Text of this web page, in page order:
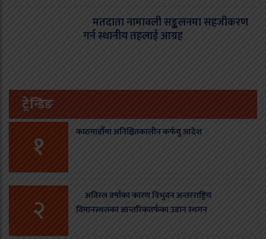
मतदाता नामावली सङ्कलनमा सहजीकरण
गर्न स्थानीय तहलाई आग्रह
ट्रेन्डिङ
१ काठमाडौँमा अनिश्चितकालीन कर्फयु आदेश
२
अविरल वर्षाका कारण त्रिभुवन अन्तरराष्ट्रिय
विमानस्थलका आन्तरिकतर्फका उडान स्थगन